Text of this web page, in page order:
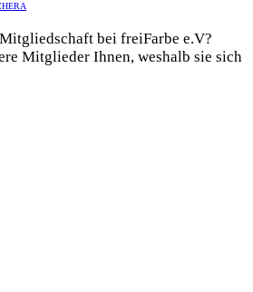
bei freiFarbe e.V?
Mitglieder Ihnen, weshalb sie sich